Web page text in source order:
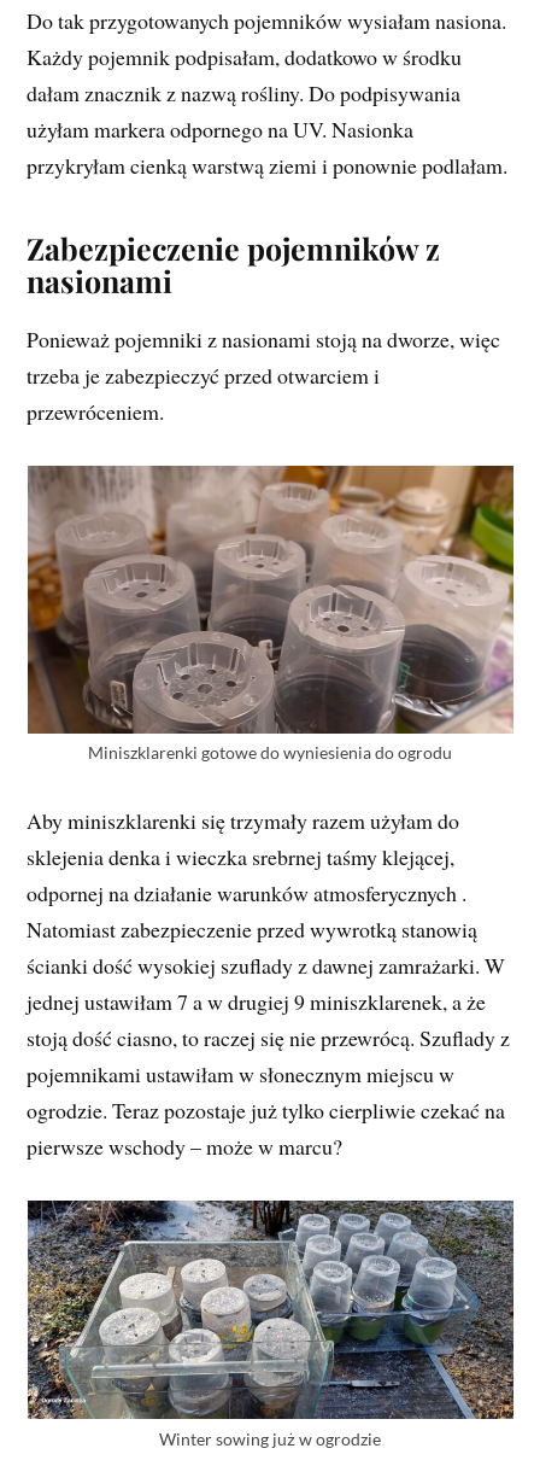
Do tak przygotowanych pojemników wysiałam nasiona.
Każdy pojemnik podpisałam, dodatkowo w środku
dałam znacznik z nazwą rośliny. Do podpisywania
użyłam markera odpornego na UV. Nasionka
przykryłam cienką warstwą ziemi i ponownie podlałam.
Zabezpieczenie pojemników z
nasionami
Ponieważ pojemniki z nasionami stoją na dworze, więc
trzeba je zabezpieczyć przed otwarciem i
przewróceniem.
Miniszklarenki gotowe do wyniesienia do ogrodu
Aby miniszklarenki się trzymały razem użyłam do
sklejenia denka i wieczka srebrnej taśmy klejącej,
odpornej na działanie warunków atmosferycznych .
Natomiast zabezpieczenie przed wywrotką stanowią
ścianki dość wysokiej szuflady z dawnej zamrażarki. W
jednej ustawiłam 7 a w drugiej 9 miniszklarenek, a że
stoją dość ciasno, to raczej się nie przewrócą. Szuflady z
pojemnikami ustawiłam w słonecznym miejscu w
ogrodzie. Teraz pozostaje już tylko cierpliwie czekać na
pierwsze wschody – może w marcu?
Winter sowing już w ogrodzie